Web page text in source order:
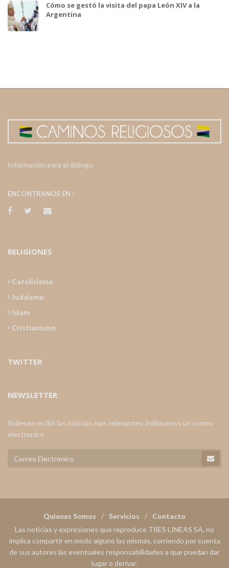
Cómo se gestó la visita del papa León XIV a la
Argentina
Información para el diálogo
ENCONTRANOS EN :
RELIGIONES
Catolicismo
Judaismo
Islam
Cristianismo
TWITTER
NEWSLETTER
Si desea recibir las noticias mas relevantes, indiquenos un correo
electronico
Quienes Somos Servicios
Contacto
Las noticias y expresiones que reproduce TRES LINEAS SA, no
implica compartir en modo alguno las mismas, corriendo por cuenta
de sus autores las eventuales responsabilidades a que puedan dar
lugar o derivar.